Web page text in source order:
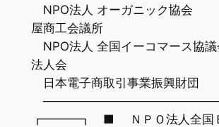
NPO法人 オーガニック
屋商工会議所
NPO法人 全国イーコマース
法人会
日本電子商取引事業振興財団
┏━━━┓ ■ ＮＰＯ法人全国Ｅ